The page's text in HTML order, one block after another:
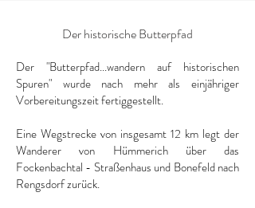
Der historische Butterpfad
Der "Butterpfad...wandern auf historischen
Spuren" wurde nach mehr als einjähriger
Vorbereitungszeit fertiggestellt.
Eine Wegstrecke von insgesamt 12 km legt der
Wanderer von Hümmerich über das
Fockenbachtal - Straßenhaus und Bonefeld nach
Rengsdorf zurück.